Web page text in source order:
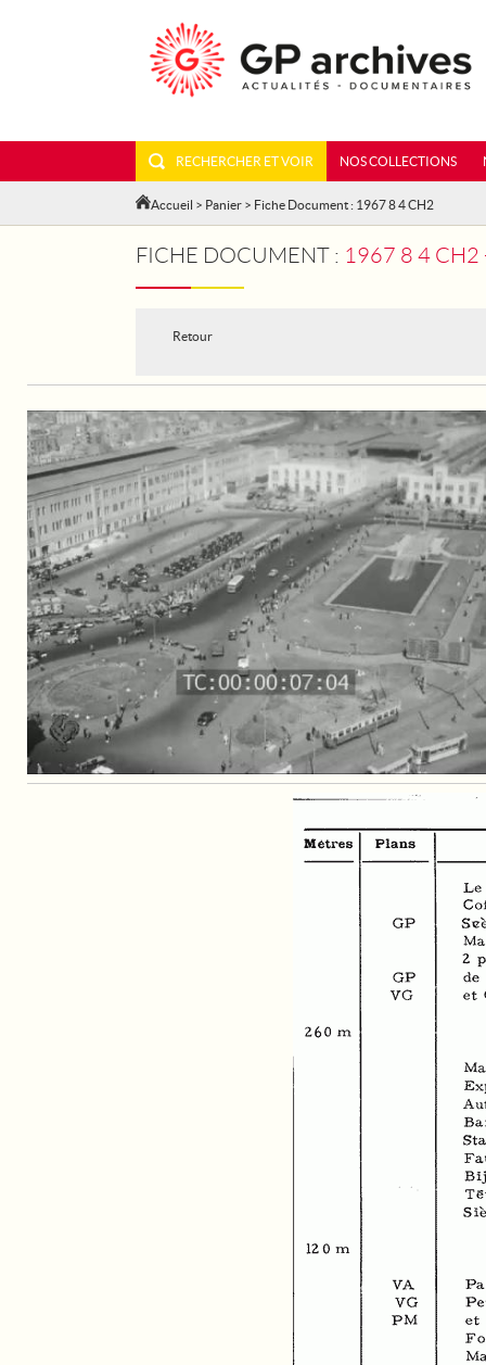
RECHERCHER ET VOIR NOS COLLECTIONS
Accueil > Panier > Fiche Document : 1967 8 4 CH2
FICHE DOCUMENT : 1967 8 4 CH2
Retour